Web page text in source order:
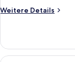
Weitere Details
Weitere
Terrasse
(Lotte)